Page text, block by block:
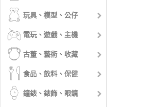
玩具、模型、公仔
電玩、遊戲、主機
古董、藝術、收藏
食品、飲料、保健
鐘錶、錶飾、眼鏡